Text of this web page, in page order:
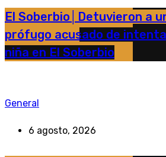
El Soberbio│Detuvieron a
prófugo acusado de
niña en El Soberbio
General
6 agosto, 2026